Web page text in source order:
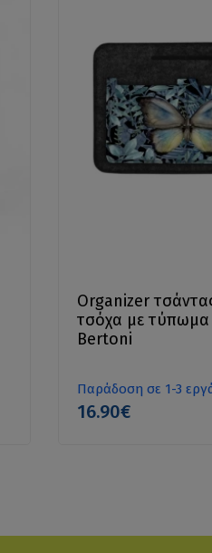
Organizer
τσόχα με
Bertoni
Παράδοση σε 1-3
16.90€